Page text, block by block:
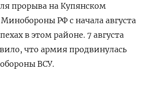
прорыва на Купянском
Минобороны РФ с начала августа
в этом районе. 7 августа
что армия продвинулась
ВСУ.